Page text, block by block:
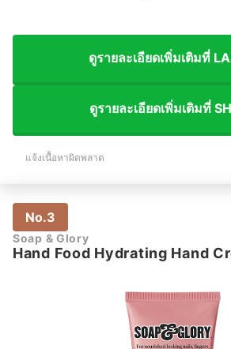
ดูรายละเอียดเพิ่มเติมที่
ดูรายละเอียดเพิ่มเติมที่
แจ้งเนื้อหาผิดพลาด
No.3
Soap & Glory
Hand Food Hydrating Hand